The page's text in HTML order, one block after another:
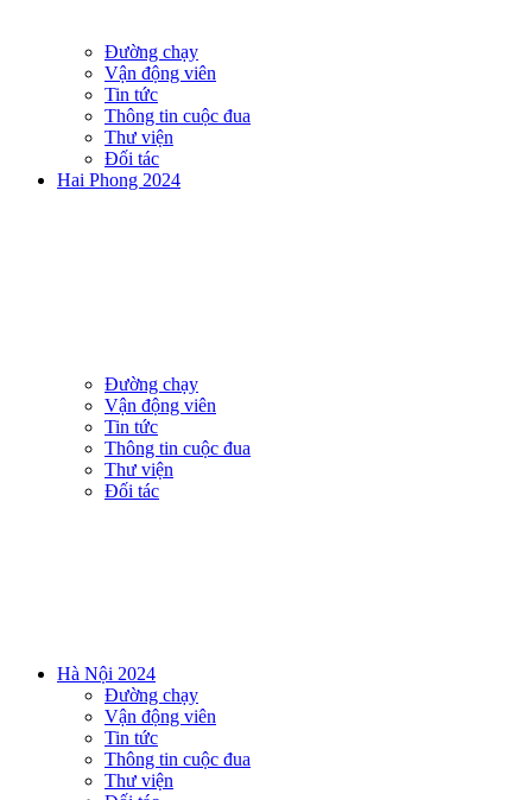
Đường chạy
Vận động viên
Tin tức
Thông tin cuộc đua
Thư viện
Đối tác
Hai Phong 2024
Đường chạy
Vận động viên
Tin tức
Thông tin cuộc đua
Thư viện
Đối tác
Hà Nội 2024
Đường chạy
Vận động viên
Tin tức
Thông tin cuộc đua
Thư viện